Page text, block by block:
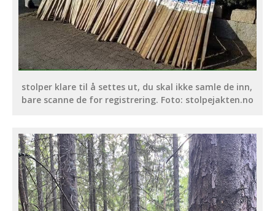
stolper klare til å settes ut, du skal ikke samle de inn,
bare scanne de for registrering. Foto: stolpejakten.no